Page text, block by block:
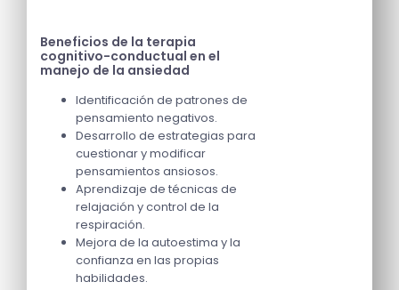
Beneficios de la terapia
cognitivo-conductual en el
manejo de la ansiedad
Identificación de patrones de
pensamiento negativos.
Desarrollo de estrategias para
cuestionar y modificar
pensamientos ansiosos.
Aprendizaje de técnicas de
relajación y control de la
respiración.
Mejora de la autoestima y la
confianza en las propias
habilidades.